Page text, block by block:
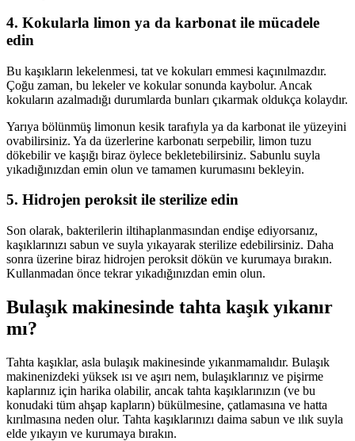
4. Kokularla limon ya da karbonat ile mücadele
edin
Bu kaşıkların lekelenmesi, tat ve kokuları emmesi kaçınılmazdır.
Çoğu zaman, bu lekeler ve kokular sonunda kaybolur. Ancak
kokuların azalmadığı durumlarda bunları çıkarmak oldukça kolaydır.
Yarıya bölünmüş limonun kesik tarafıyla ya da karbonat ile yüzeyini
ovabilirsiniz. Ya da üzerlerine karbonatı serpebilir, limon tuzu
dökebilir ve kaşığı biraz öylece bekletebilirsiniz. Sabunlu suyla
yıkadığınızdan emin olun ve tamamen kurumasını bekleyin.
5. Hidrojen peroksit ile sterilize edin
Son olarak, bakterilerin iltihaplanmasından endişe ediyorsanız,
kaşıklarınızı sabun ve suyla yıkayarak sterilize edebilirsiniz. Daha
sonra üzerine biraz hidrojen peroksit dökün ve kurumaya bırakın.
Kullanmadan önce tekrar yıkadığınızdan emin olun.
Bulaşık makinesinde tahta kaşık yıkanır
mı?
Tahta kaşıklar, asla bulaşık makinesinde yıkanmamalıdır. Bulaşık
makinenizdeki yüksek ısı ve aşırı nem, bulaşıklarınız ve pişirme
kaplarınız için harika olabilir, ancak tahta kaşıklarınızın (ve bu
konudaki tüm ahşap kapların) bükülmesine, çatlamasına ve hatta
kırılmasına neden olur. Tahta kaşıklarınızı daima sabun ve ılık suyla
elde yıkayın ve kurumaya bırakın.